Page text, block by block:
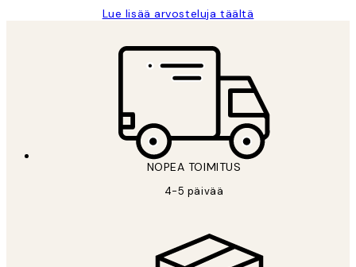
Lue lisää arvosteluja täältä
NOPEA TOIMITUS
4-5 päivää